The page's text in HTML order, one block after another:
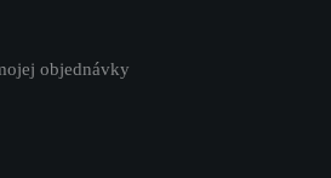
objednávky